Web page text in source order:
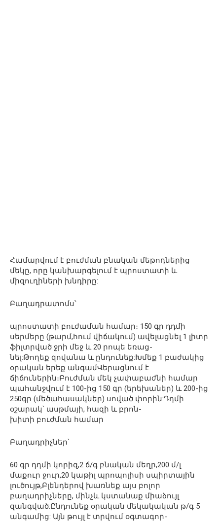
Համարվում է բուժման բնական մեթոդներից
մեկը, որը կանխարգելում է պրոստատի և
միզուղիների խնդիրը:
Բաղադրատոմս՝
պրոստատի բուժաման համար։ 150 գր դդմի
սերմերը (թարմ,հում վիճակում) ավելացնել 1 լիտր
ֆիլտրված ջրի մեջ և 20 րոպե եռաց-
նել:Թողեք զովանա և ընդունեք:Խմեք 1 բաժակից
օրական երեք անգամՎերացնում է
ճիճուներին։Բուժման մեկ չափաբաժնի համար
պահանջվում է 100-ից 150 գր (երեխաներ) և 200-ից
250գր (մեծահասակներ) սոված փորին:Դդմի
օշարակ՝ ասթմայի, հազի և բրոն-
խիտի բուժման համար
Բաղադրիչներ՝
60 գր դդմի կորիզ,2 ճ/գ բնական մեղր,200 մ/լ
մաքուր ջուր,20 կաթիլ պրոպոլիսի սպիրտային
լուծույթ,Բլենդերով խառնեք այս բոլոր
բաղադրիչները, մինչև կստանաք միաձույլ
զանգված:Ընդունեք օրական մեկակական թ/գ 5
անգամից: Այն թույլ է տրվում օգտագոր-